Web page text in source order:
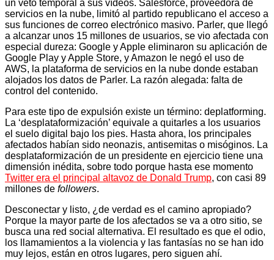
un veto temporal a sus vídeos. Salesforce, proveedora de
servicios en la nube, limitó al partido republicano el acceso a
sus funciones de correo electrónico masivo. Parler, que llegó
a alcanzar unos 15 millones de usuarios, se vio afectada con
especial dureza: Google y Apple eliminaron su aplicación de
Google Play y Apple Store, y Amazon le negó el uso de
AWS, la plataforma de servicios en la nube donde estaban
alojados los datos de Parler. La razón alegada: falta de
control del contenido.
Para este tipo de expulsión existe un término: deplatforming.
La ‘desplataformización’ equivale a quitarles a los usuarios
el suelo digital bajo los pies. Hasta ahora, los principales
afectados habían sido neonazis, antisemitas o misóginos. La
desplataformización de un presidente en ejercicio tiene una
dimensión inédita, sobre todo porque hasta ese momento
Twitter era el principal altavoz de Donald Trump, con casi 89
millones de followers.
Desconectar y listo, ¿de verdad es el camino apropiado?
Porque la mayor parte de los afectados se va a otro sitio, se
busca una red social alternativa. El resultado es que el odio,
los llamamientos a la violencia y las fantasías no se han ido
muy lejos, están en otros lugares, pero siguen ahí.